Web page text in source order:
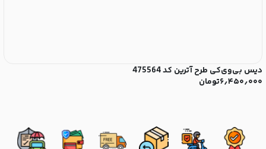
دیس بی‌وی‌کی طرح آترین کد 475564
۶٫۴۵۰٫۰۰۰تومان